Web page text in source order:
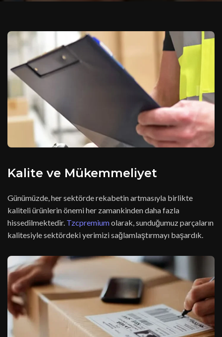
Kalite ve Mükemmeliyet
Günümüzde, her sektörde rekabetin artmasıyla birlikte
kaliteli ürünlerin önemi her zamankinden daha fazla
hissedilmektedir. Tzcpremiumolarak, sunduğumuz parçaların
kalitesiyle sektördeki yerimizi sağlamlaştırmayı başardık.